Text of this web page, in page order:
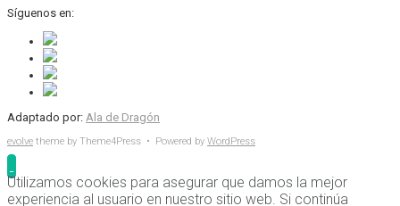
Síguenos en:
Adaptado por: Ala de Dragón
evolve theme by Theme4Press • Powered by WordPress
Utilizamos cookies para asegurar que damos la mejor
experiencia al usuario en nuestro sitio web. Si continúa